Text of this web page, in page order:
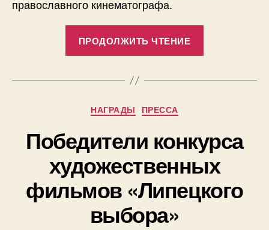
православного кинематографа.
ПРОДОЛЖИТЬ ЧТЕНИЕ
«Радонеж»»
Рубрики
НАГРАДЫ ПРЕССА
Победители конкурса
художественных
фильмов «Липецкого
выбора»